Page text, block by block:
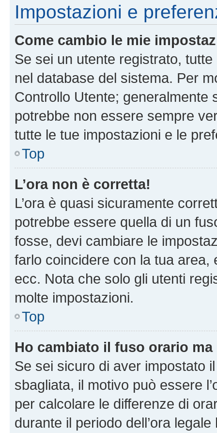
Impostazioni e
Come cambio le mie
Se sei un utente registrato,
nel database del sistema. Per
Controllo Utente; generalmente
potrebbe non essere sempre
tutte le tue impostazioni e le
Top
L’ora non è corretta!
L’ora è quasi sicuramente
potrebbe essere quella di un
fosse, devi cambiare le
farlo coincidere con la tua area,
ecc. Nota che solo gli utenti
molte impostazioni.
Top
Ho cambiato il fuso orario ma
Se sei sicuro di aver impostato
sbagliata, il motivo può essere
per calcolare le differenze di
durante il periodo dell’ora